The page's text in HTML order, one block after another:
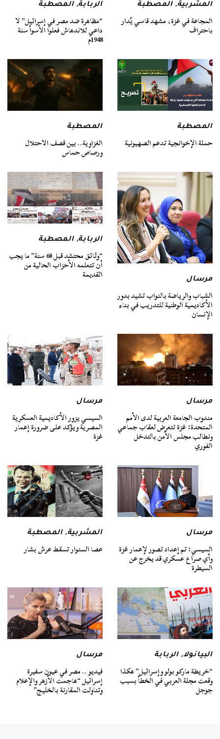
المشربية,المصطبة
المجاعة في غزة، مشهد قاسي يُدار
باحتراف
الربابة,المصطبة
“مظاهرة ضد مصر في إسرائيل” لا
داعي للاندهاش فعلوا الأسوأ سنة
1948م
المصطبة
حملة الإخوانجية تدعم الصهيونية
المصطبة
الغزاوية.. بين قصف الاحتلال
ورصاص حماس
مرسال
الشباب والرياضة بالنواب تشيد بدور
الأكاديمية الوطنية للتدريب في بناء
الإنسان
الربابة,المصطبة
“وثائق محتشد قبل 60 سنة” ما يجب
أن تتعلمه الأحزاب الحالية من
القديمة
مرسال
مندوب الجامعة العربية لدى الأمم
المتحدة: غزة تتعرض لعقاب جماعي
ونطالب مجلس الأمن بالتدخل
الفوري
مرسال
السيسي يزور الأكاديمية العسكرية
المصرية ويؤكد على ضرورة إعمار
غزة
مرسال
السيسي: تم إعداد تصور لإعمار غزة
وأي صراع عسكري قد يخرج عن
السيطرة
المشربية,المصطبة
عصا السنوار تسقط عرش بشار
البيانولا,الربابة
“خريطة ماركو بولو وإسرائيل” هكذا
وقعت مجلة العربي في الخطأ بسبب
جوجل
مرسال
فيديو .. مصر في عيون سفيرة
إسرائيل “هاجمت الأزهر والإعلام
وتناولت المقارنة بالخليج”